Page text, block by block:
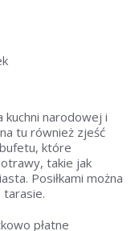
kuchni narodowej i
tu również zjeść
które
takie jak
Posiłkami można
tarasie.
płatne